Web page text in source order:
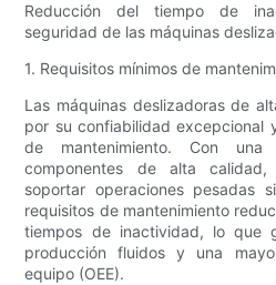
Reducción del tiempo de
seguridad de las máquinas
1. Requisitos mínimos de
Las máquinas deslizadoras de
por su confiabilidad excepcional
de mantenimiento. Con una
componentes de alta calidad,
soportar operaciones pesadas
requisitos de mantenimiento
tiempos de inactividad, lo que
producción fluidos y una
equipo (OEE).